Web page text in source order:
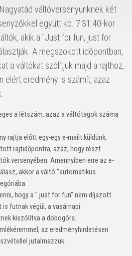
váltóversenyünknek két
együtt kb. 7:31:40-kor
akik a "Just for fun, just for
A megszokott időpontban,
a váltókat szólítjuk majd a rajthoz,
elért eredmény is számít, azaz
a létszám, azaz a váltótagok száma
rajtja előtt egy-egy e-mailt küldünk,
rajtidőpontra, azaz, hogy részt
versenyében. Amennyiben erre az e-
akkor a váltó "automatikus
hogy a " just for fun" nem díjazott
futnak végül, a vasárnapi
kiszólítva a dobogóra.
az eredményhirdetésen
jutalmazzuk.